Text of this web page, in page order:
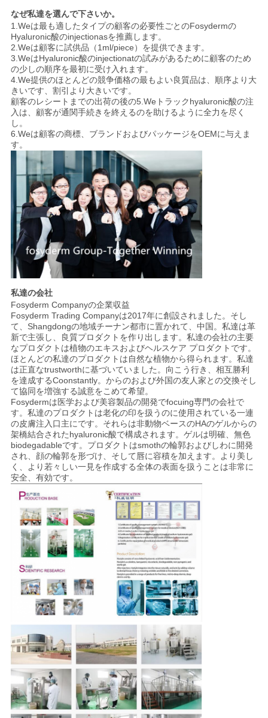
なぜ私達を選んで下さいか。
1.Weは最も適したタイプの顧客の必要性ごとのFosydermの
Hyaluronic酸のinjectionasを推薦します。
2.Weは顧客に試供品（1ml/piece）を提供できます。
3.WeはHyaluronic酸のinjectionatの試みがあるために顧客のため
の少しの順序を最初に受け入れます。
4.We提供のほとんどの競争価格の最もよい良質品は、順序より大
きいです、割引より大きいです。
顧客のレシートまでの出荷の後の5.Weトラックhyaluronic酸の注
入は、顧客が通関手続きを終えるのを助けるように全力を尽く
し。
6.Weは顧客の商標、ブランドおよびパッケージをOEMに与えま
す。
私達の会社
Fosyderm Companyの企業収益
Fosyderm Trading Companyは2017年に創設されました。そし
て、Shangdongの地域チーナン都市に置かれて、中国。私達は革
新で主張し、良質プロダクトを作り出します。私達の会社の主要
なプロダクトは植物のエキスおよびヘルスケア プロダクトです。
ほとんどの私達のプロダクトは自然な植物から得られます。私達
は正直なtrustworthに基づいていました。向こう行き、相互勝利
を達成するCoonstantly。からのおよび外国の友人家との交換そし
て協同を増強する誠意をこめて希望。
Fosydermは医学および美容製品の開発でfocuing専門の会社で
す。私達のプロダクトは老化の印を扱うのに使用されている一連
の皮膚注入口主にです。それらは非動物ベースのHAのゲルからの
架橋結合されたhyaluronic酸で構成されます。ゲルは明確、無色
biodegadableです。プロダクトはsmothの輪郭およびしわに開発
され、顔の輪郭を形づけ、そして唇に容積を加えます。より美し
く、より若々しい一見を作成する全体の表面を扱うことは非常に
安全、有効です。